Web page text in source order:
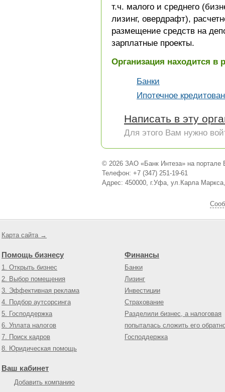
т.ч. малого и среднего
лизинг, овердрафт),
размещение средств на
зарплатные проекты.
Организация находится в
Банки
Ипотечное
Написать в эту
Для этого Вам нужно
© 2026 ЗАО «Банк Интеза» на портале
Телефон: +7 (347) 251-19-61
Адрес: 450000, г.Уфа, ул.Карла
Карта сайта →
Помощь бизнесу
1. Открыть бизнес
2. Выбор помещения
3. Эффективная реклама
4. Подбор аутсорсинга
5. Господдержка
6. Уплата налогов
7. Поиск кадров
8. Юридическая помощь
Финансы
Банки
Лизинг
Инвестиции
Страхование
Разделили бизнес, а налоговая
попыталась сложить его
Господдержка
Ваш кабинет
Добавить компанию